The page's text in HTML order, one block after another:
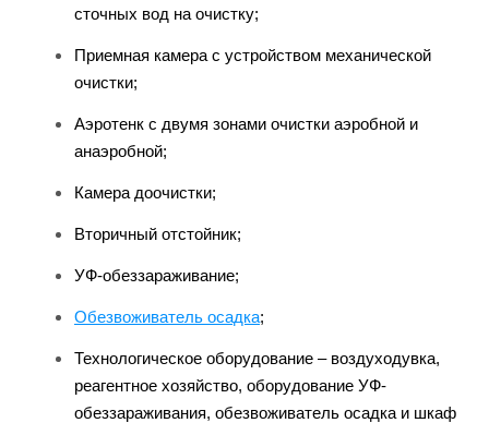
сточных вод на очистку;
Приемная камера с устройством механической
очистки;
Аэротенк с двумя зонами очистки аэробной и
анаэробной;
Камера доочистки;
Вторичный отстойник;
УФ-обеззараживание;
Обезвоживатель осадка;
Технологическое оборудование – воздуходувка,
реагентное хозяйство, оборудование УФ-
обеззараживания, обезвоживатель осадка и шкаф